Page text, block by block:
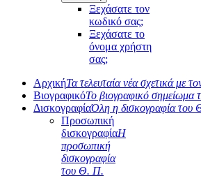
Ξεχάσατε τον
κωδικό σας;
Ξεχάσατε το
όνομα χρήστη
σας;
ΑρχικήΤα τελευταία νέα σχετικά με
ΒιογραφικόΤο βιογραφικό
ΔισκογραφίαΌλη η δισκογραφία του
Προσωπική
δισκογραφίαΗ
προσωπική
δισκογραφία
του Θ. Π.